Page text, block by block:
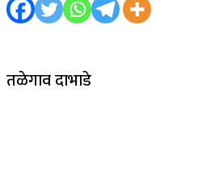
तळेगाव दाभाडे